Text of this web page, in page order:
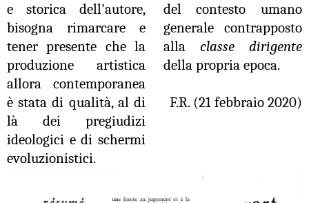
e storica dell'autore,
bisogna rimarcare e
tener presente che la
produzione artistica
allora contemporanea
è stata di qualità, al di
là dei pregiudizi
ideologici e di schermi
evoluzionistici.
del contesto umano
generale contrapposto
alla classe dirigente
della propria epoca.
F.R. (21 febbraio 2020)